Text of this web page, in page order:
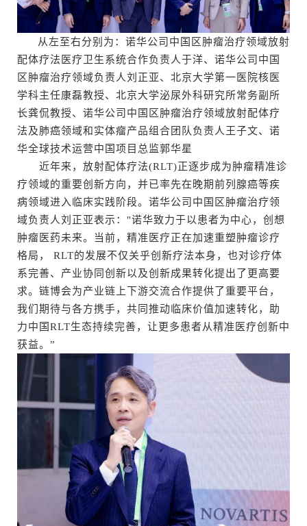
从左至右分别为：诺华公司中国区肿瘤治疗领域放射
配体疗法医疗卫生系统合作负责人于洋、诺华公司中国
区肿瘤治疗领域负责人刘正亚、北京大学第一医院核医
学科主任康磊教授、北京大学泌尿外科研究所常务副所
长龚侃教授、诺华公司中国区肿瘤治疗领域放射配体疗
法及肺癌领域和实体瘤产品组合团队负责人王子文、诺
华全球技术运营中国项目总监郭华星
近年来，放射配体疗法(RLT)正逐步成为肿瘤精准诊
疗领域的重要创新方向，并已率先在晚期前列腺癌等疾
病领域进入临床实践阶段。诺华公司中国区肿瘤治疗领
域负责人刘正亚表示："诺华致力于以患者为中心，创想
肿瘤医药未来。当前，精准医疗正在加速重塑肿瘤诊疗
格局， RLT的发展不仅关乎创新疗法本身，也对诊疗体
系完善、产业协同创新以及创新成果转化提出了更高要
求。链博会为产业链上下游交流合作提供了重要平台，
我们期待与各方携手，共同推动临床价值加速转化，助
力中国RLT生态持续完善，让更多患者从精准医疗创新中
获益。”